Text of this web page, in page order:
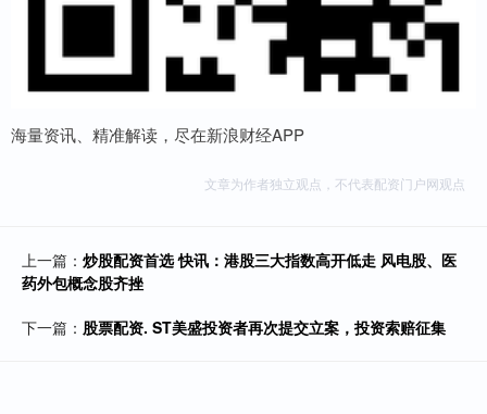
海量资讯、精准解读，尽在新浪财经APP
文章为作者独立观点，不代表配资门户网观点
上一篇： 炒股配资首选 快讯：港股三大指数高开低走 风电股、医
药外包概念股齐挫
下一篇： 股票配资. ST美盛投资者再次提交立案，投资索赔征集